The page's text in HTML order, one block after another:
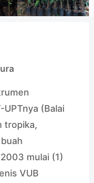
(Balai
tropika,
mulai (1)
VUB